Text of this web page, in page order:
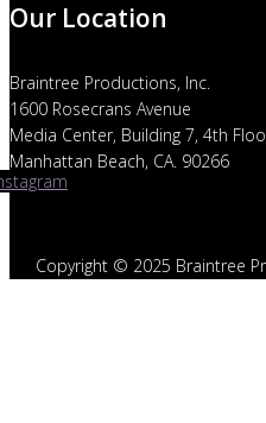
Our Location
Braintree Productions, Inc.
1600 Rosecrans Avenue
Media Center, Building 7, 4th
Manhattan Beach, CA. 90266
Copyright © 2025 Braintree